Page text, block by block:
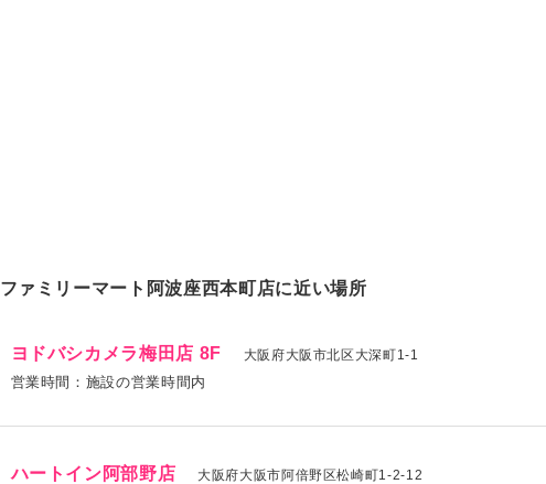
ファミリーマート阿波座西本町店に近い場所
ヨドバシカメラ梅田店 8F 大阪府大阪市北区大深町1-1
営業時間：施設の営業時間内
ハートイン阿部野店 大阪府大阪市阿倍野区松崎町1-2-12